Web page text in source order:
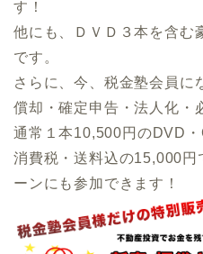
す！
他にも、ＤＶＤ３本を含む
です。
さらに、今、税金塾会員に
償却・確定申告・法人化・
通常１本10,500円のDVD
消費税・送料込の15,000円
ーンにも参加できます！